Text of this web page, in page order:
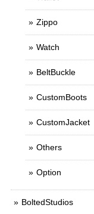
Zippo
Watch
BeltBuckle
CustomBoots
CustomJacket
Others
Option
BoltedStudios